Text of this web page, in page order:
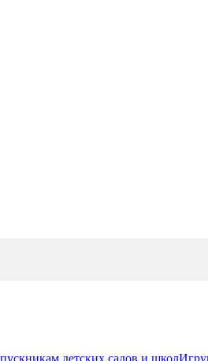
детских садов и школ